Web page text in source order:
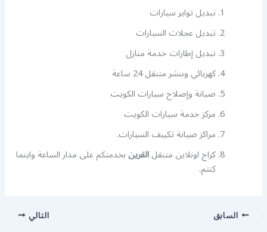
تبديل تواير سيارات
تبديل عجلات السيارات
تبديل إطارات خدمة منازل
كهربائي وبنشر متنقل 24 ساعة
صيانة وإصلاح سيارات الكويت
مركز خدمة سيارات الكويت
مراكز صيانة تكييف السيارات.
كراج اونلاين متنقلالقرينبخدمتكم على مدار الساعة واينما
كنتم.
السابق التالي